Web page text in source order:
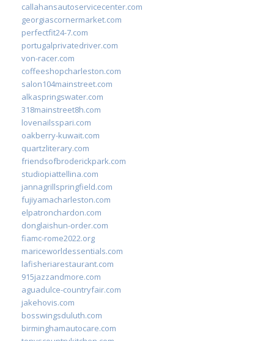
callahansautoservicecenter.com
georgiascornermarket.com
perfectfit24-7.com
portugalprivatedriver.com
von-racer.com
coffeeshopcharleston.com
salon104mainstreet.com
alkaspringswater.com
318mainstreet8h.com
lovenailsspari.com
oakberry-kuwait.com
quartzliterary.com
friendsofbroderickpark.com
studiopiattellina.com
jannagrillspringfield.com
fujiyamacharleston.com
elpatronchardon.com
donglaishun-order.com
fiamc-rome2022.org
mariceworldessentials.com
lafisheriarestaurant.com
915jazzandmore.com
aguadulce-countryfair.com
jakehovis.com
bosswingsduluth.com
birminghamautocare.com